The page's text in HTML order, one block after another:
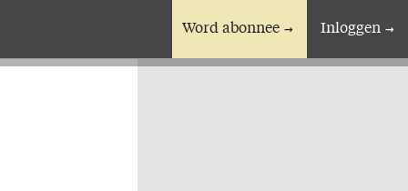
Word abonnee Inloggen